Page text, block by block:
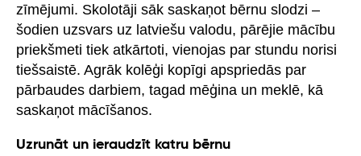
zīmējumi. Skolotāji sāk saskaņot bērnu slodzi –
šodien uzsvars uz latviešu valodu, pārējie mācību
priekšmeti tiek atkārtoti, vienojas par stundu norisi
tiešsaistē. Agrāk kolēģi kopīgi apspriedās par
pārbaudes darbiem, tagad mēģina un meklē, kā
saskaņot mācīšanos.
Uzrunāt un ieraudzīt katru bērnu